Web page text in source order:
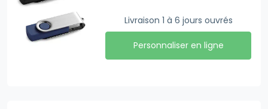
Livraison 1 à 6 jours ouvrés
Personnaliser en ligne